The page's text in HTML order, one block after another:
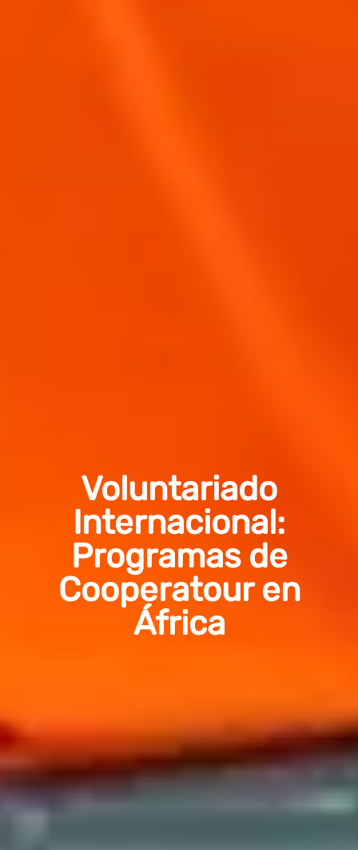
Voluntariado
Internacional:
Programas de
Cooperatour en
África